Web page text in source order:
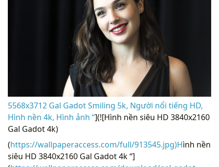
5568x3712 Gal Gadot Smiling 5k, Người nổi tiếng HD,
Hình nền 4k, Hình ảnh “](![Hình nền siêu HD 3840x2160
Gal Gadot 4k)
(https://wallpaperaccess.com/full/913545.jpg)Hình nền
siêu HD 3840x2160 Gal Gadot 4k “]